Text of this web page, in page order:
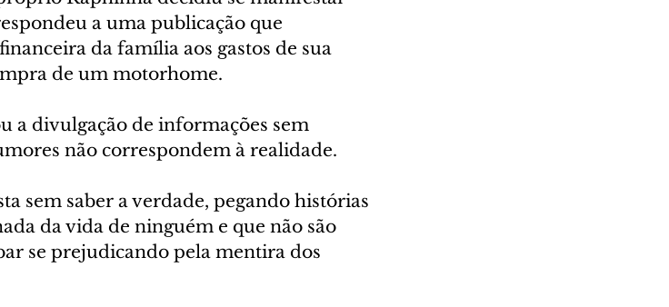
a uma publicação que
da família aos gastos de sua
de um motorhome.
a divulgação de informações sem
não correspondem à realidade.
sem saber a verdade, pegando histórias
da vida de ninguém e que não são
se prejudicando pela mentira dos